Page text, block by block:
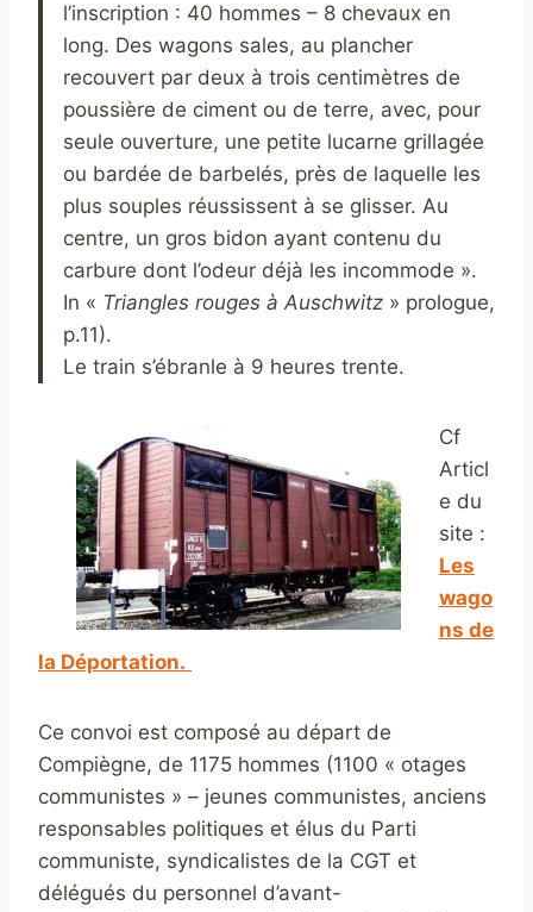
l’inscription : 40 hommes – 8 chevaux en
long. Des wagons sales, au plancher
recouvert par deux à trois centimètres de
poussière de ciment ou de terre, avec, pour
seule ouverture, une petite lucarne grillagée
ou bardée de barbelés, près de laquelle les
plus souples réussissent à se glisser. Au
centre, un gros bidon ayant contenu du
carbure dont l’odeur déjà les incommode ».
In « Triangles rouges à Auschwitz » prologue,
p.11).
Le train s’ébranle à 9 heures trente.
Cf
Articl
e du
site :
Les
wago
ns de
la Déportation.
Ce convoi est composé au départ de
Compiègne, de 1175 hommes (1100 « otages
communistes » – jeunes communistes, anciens
responsables politiques et élus du Parti
communiste, syndicalistes de la CGT et
délégués du personnel d’avant-